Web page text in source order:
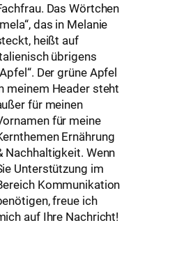
Das Wörtchen
das in Melanie
heißt auf
übrigens
Der grüne Apfel
meinem Header steht
für meinen
für meine
Ernährung
Nachhaltigkeit. Wenn
Unterstützung im
Kommunikation
freue ich
auf Ihre Nachricht!